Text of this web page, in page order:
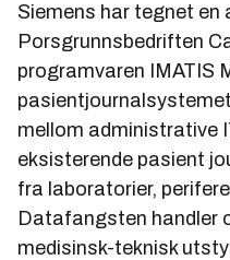
Siemens har tegnet en
Porsgrunnsbedriften
programvaren IMATIS
mellom administrative
eksisterende pasient
fra laboratorier,
Datafangsten handler
medisinsk-teknisk